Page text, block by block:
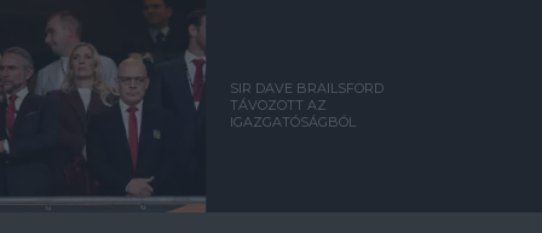
SIR DAVE BRAILSFORD
TÁVOZOTT AZ
IGAZGATÓSÁGBÓL